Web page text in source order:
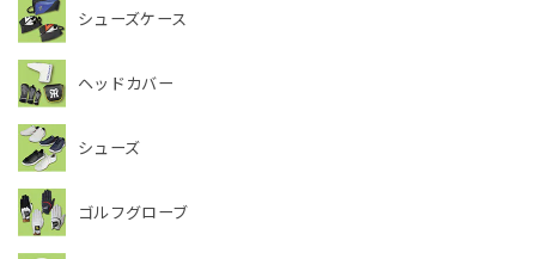
シューズケース
ヘッドカバー
シューズ
ゴルフグローブ